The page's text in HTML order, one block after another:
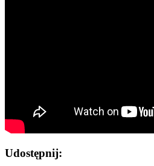
Udostępnij: